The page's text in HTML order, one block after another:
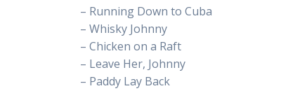
– Running Down to Cuba
– Whisky Johnny
– Chicken on a Raft
– Leave Her, Johnny
– Paddy Lay Back